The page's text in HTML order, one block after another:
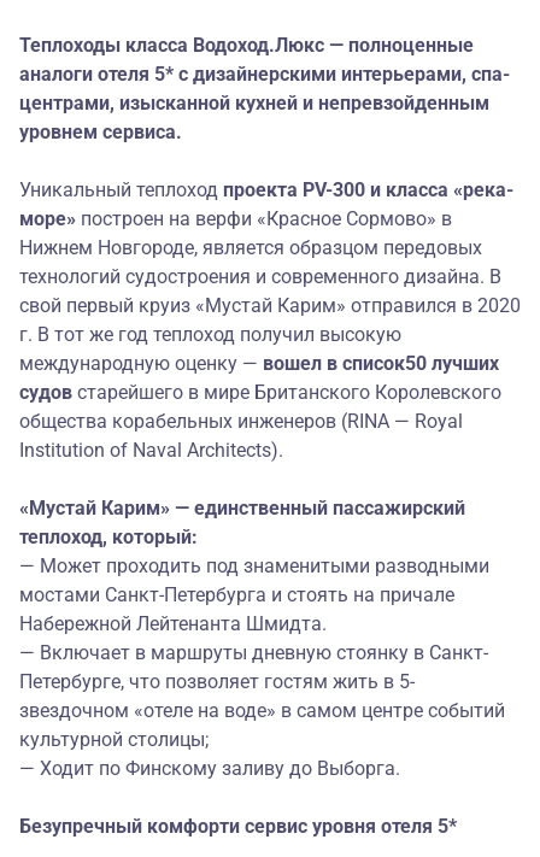
Теплоходы класса Водоход.Люкс — полноценные
аналоги отеля 5* с дизайнерскими интерьерами, спа-
центрами, изысканной кухней и непревзойденным
уровнем сервиса.
Уникальный теплоход проекта PV-300 и класса «река-
море» построен на верфи «Красное Сормово» в
Нижнем Новгороде, является образцом передовых
технологий судостроения и современного дизайна. В
свой первый круиз «Мустай Карим» отправился в 2020
г. В тот же год теплоход получил высокую
международную оценку — вошел в список50 лучших
судов старейшего в мире Британского Королевского
общества корабельных инженеров (RINA — Royal
Institution of Naval Architects).
«Мустай Карим» — единственный пассажирский
теплоход, который:
— Может проходить под знаменитыми разводными
мостами Санкт-Петербурга и стоять на причале
Набережной Лейтенанта Шмидта.
— Включает в маршруты дневную стоянку в Санкт-
Петербурге, что позволяет гостям жить в 5-
звездочном «отеле на воде» в самом центре событий
культурной столицы;
— Ходит по Финскому заливу до Выборга.
Безупречный комфорти сервис уровня отеля 5*